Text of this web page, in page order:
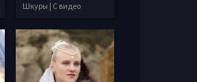
Шкуры | С видео